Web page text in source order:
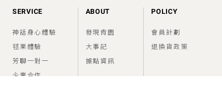
SERVICE
神話身心體驗
毬果體驗
芳聊一對一
企業合作
ABOUT
發現肯園
大事記
據點資訊
POLICY
會員計劃
退換貨政策